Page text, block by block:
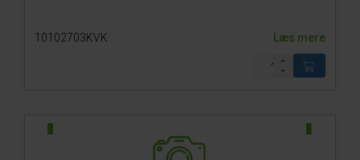
10102703KVK Læs mere